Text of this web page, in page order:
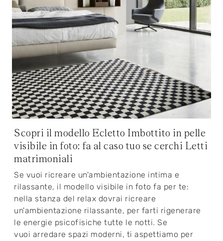
Scopri il modello Ecletto Imbottito in pelle
visibile in foto: fa al caso tuo se cerchi Letti
matrimoniali
Se vuoi ricreare un'ambientazione intima e
rilassante, il modello visibile in foto fa per te:
nella stanza del relax dovrai ricreare
un'ambientazione rilassante, per farti rigenerare
le energie psicofisiche tutte le notti. Se
vuoi arredare spazi moderni, ti aspettiamo per